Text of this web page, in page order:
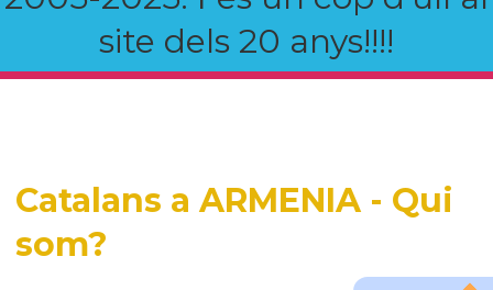
site dels 20 anys!!!!
Catalans a ARMENIA - Qui
som?